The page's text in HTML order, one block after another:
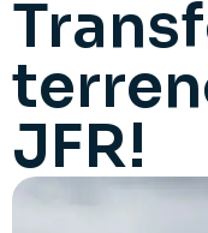
JFR!